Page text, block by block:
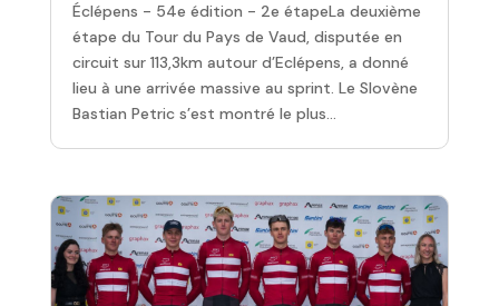
Éclépens - 54e édition - 2e étapeLa deuxième
étape du Tour du Pays de Vaud, disputée en
circuit sur 113,3km autour d’Eclépens, a donné
lieu à une arrivée massive au sprint. Le Slovène
Bastian Petric s’est montré le plus...